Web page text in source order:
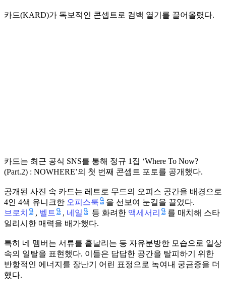
카드(KARD)가 독보적인 콘셉트로 컴백 열기를 끌어올렸다.
카드는 최근 공식 SNS를 통해 정규 1집 ‘Where To Now?
(Part.2) : NOWHERE’의 첫 번째 콘셉트 포토를 공개했다.
공개된 사진 속 카드는 레트로 무드의 오피스 공간을 배경으로
4인 4색 유니크한 오피스룩
을 선보여 눈길을 끌었다.
브로치
, 벨트 , 네일 등 화려한 액세서리
를 매치해 스타
일리시한 매력을 배가했다.
특히 네 멤버는 서류를 흩날리는 등 자유분방한 모습으로 일상
속의 일탈을 표현했다. 이들은 답답한 공간을 탈피하기 위한
반항적인 에너지를 장난기 어린 표정으로 녹여내 궁금증을 더
했다.